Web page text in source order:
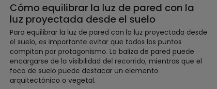
Cómo equilibrar la luz de pared con la
luz proyectada desde el suelo
Para equilibrar la luz de pared con la luz proyectada desde
el suelo, es importante evitar que todos los puntos
compitan por protagonismo. La baliza de pared puede
encargarse de la visibilidad del recorrido, mientras que el
foco de suelo puede destacar un elemento
arquitectónico o vegetal.